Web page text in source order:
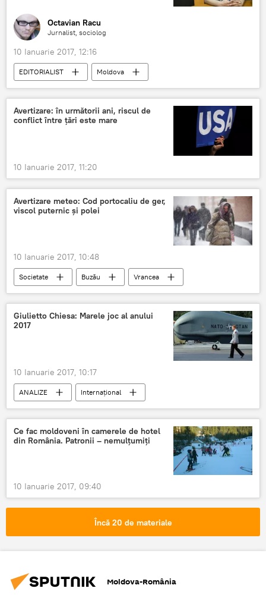
Octavian Racu
Jurnalist, sociolog
10 Ianuarie 2017, 12:16
EDITORIALIST
Moldova
Traian Băsescu
Maia Sandu
Andrei Năstase
Igor Dodon
Anatol Șalaru
Platforma DA
Avertizare: în următorii ani, riscul de
conflict între țări este mare
10 Ianuarie 2017, 11:20
Avertizare meteo: Cod portocaliu de ger,
viscol puternic şi polei
10 Ianuarie 2017, 10:48
Societate Buzău
Vrancea
Tulcea
Dobrogea
Constanţa
Ialomiţa
Călăraşi
Frig
Cod portocaliu
Giulietto Chiesa: Marele joc al anului
2017
10 Ianuarie 2017, 10:17
ANALIZE
Internaţional
Giulietto Chiesa
Rusia NATO
Ce fac moldoveni în camerele de hotel
din România. Patronii – nemulțumiți
10 Ianuarie 2017, 09:40
Încă 20 de materiale
Moldova-România